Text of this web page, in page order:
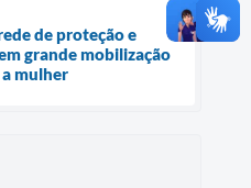
de proteção e
grande mobilização
mulher